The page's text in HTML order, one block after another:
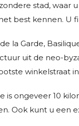
stad,
best kennen. U
la Garde,
uit de neo-
winkelstraat
is ongeveer 10
Ook kunt u een